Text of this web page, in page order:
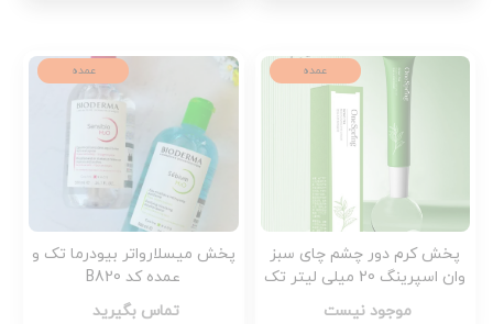
عمده
پخش کرم دور چشم چای سبز
وان اسپرینگ 20 میلی لیتر تک
و عمده کد Z3578
موجود نیست
عمده
پخش میسلارواتر بیودرما تک و
عمده کد B820
تماس بگیرید